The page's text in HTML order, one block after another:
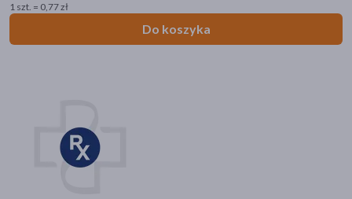
1 szt. = 0,77 zł
Do koszyka
pojemnik(8)
przechowywanie pokarmu(7)
XXL(0)